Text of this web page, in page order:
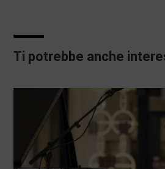
Ti potrebbe anche